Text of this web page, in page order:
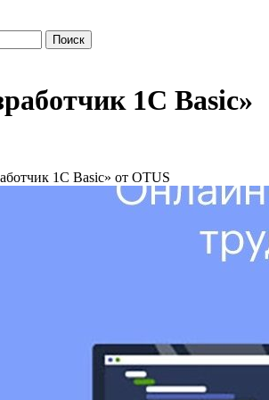
1С Basic»
1С Basic» от OTUS